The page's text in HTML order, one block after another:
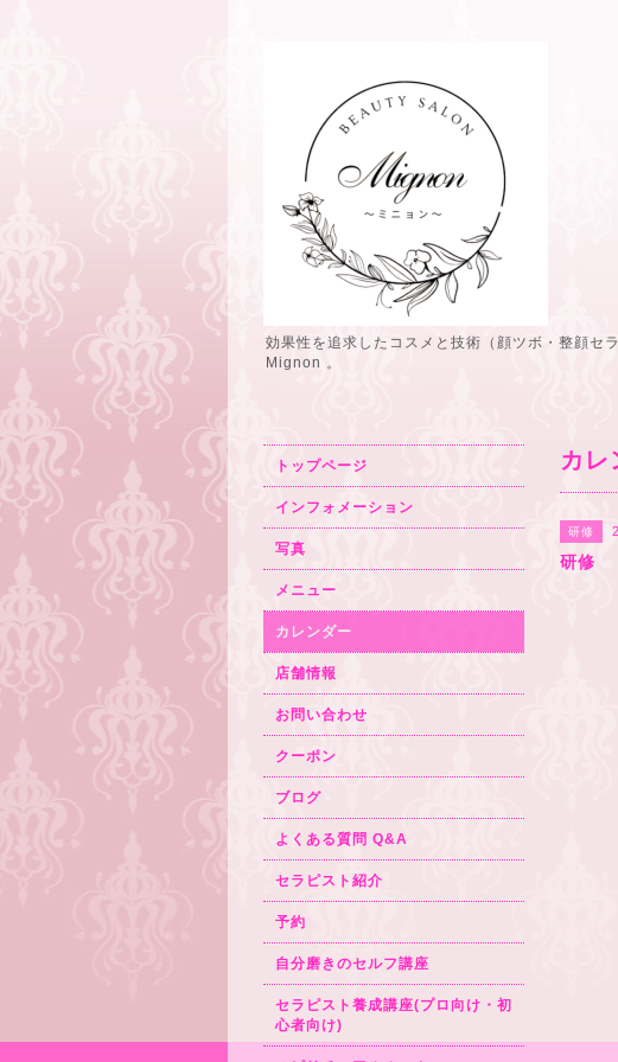
効果性を追求したコスメと技術（顔ツボ・整顔セ
Mignon 。
カレ
研修
研修
トップページ
インフォメーション
写真
メニュー
カレンダー
店舗情報
お問い合わせ
クーポン
ブログ
よくある質問 Q&A
セラピスト紹介
予約
自分磨きのセルフ講座
セラピスト養成講座(プロ向け・初
心者向け)